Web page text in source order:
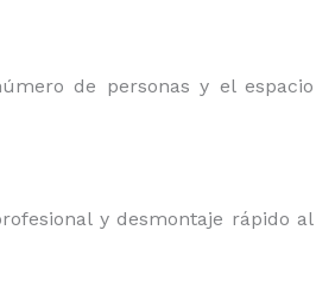
de personas y el espacio
y desmontaje rápido al